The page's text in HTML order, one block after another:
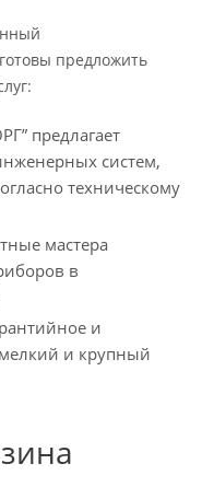
предложить
предлагает
систем,
техническому
мастера
в
и
и крупный